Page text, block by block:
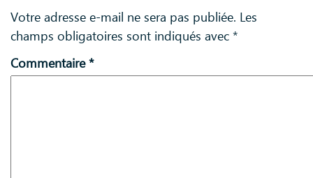
Votre adresse e-mail ne sera pas publiée. Les
champs obligatoires sont indiqués avec *
Commentaire*